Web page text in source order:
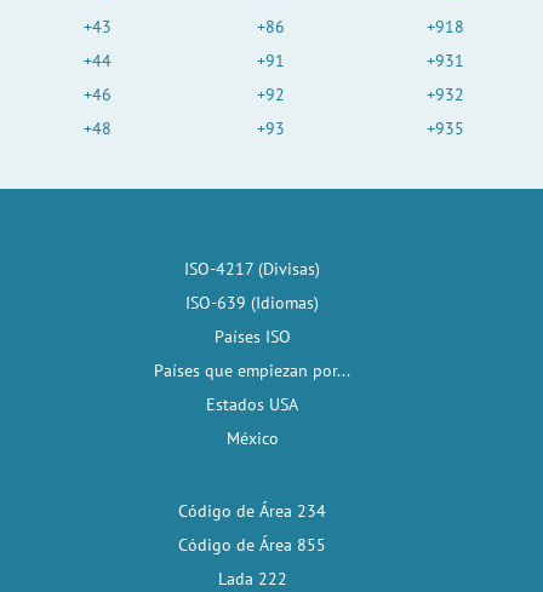
+43
+44
+46
+48
+86
+91
+92
+93
+918
+931
+932
+935
ISO-4217 (Divisas)
ISO-639 (Idiomas)
Países ISO
Países que empiezan por...
Estados USA
México
Código de Área 234
Código de Área 855
Lada 222